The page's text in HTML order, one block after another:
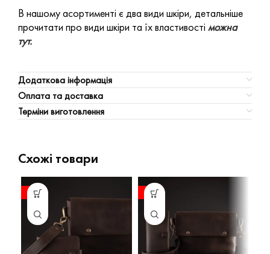
В нашому асортименті є два види шкіри, детальніше
прочитати про види шкіри та їх властивості можна
тут.
Додаткова інформація
Оплата та доставка
Терміни виготовлення
Схожі товари
-12% -12%